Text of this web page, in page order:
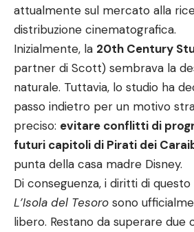
attualmente sul mercato alla
distribuzione cinematografica.
Inizialmente, la 20th Century
partner di Scott) sembrava la
naturale. Tuttavia, lo studio ha
passo indietro per un motivo
preciso: evitare conflitti di
futuri capitoli di Pirati dei
punta della casa madre Disney.
Di conseguenza, i diritti di
L’Isola del Tesoro sono
libero. Restano da superare due